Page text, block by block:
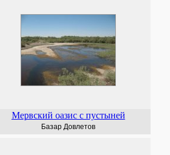
Мервский оазис с пустыней
Базар Довлетов